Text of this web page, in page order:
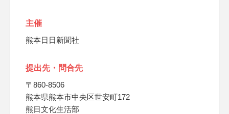
主催
熊本日日新聞社
提出先・問合先
〒860-8506
熊本県熊本市中央区世安町172
熊日文化生活部